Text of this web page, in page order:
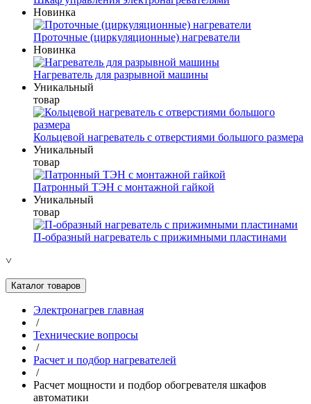
Новинка
Проточные (циркуляционные) нагреватели
Новинка
Нагреватель для разрывной машины
Уникальный
товар
Кольцевой нагреватель с отверстиями большого размера
Уникальный
товар
Патронный ТЭН с монтажной гайкой
Уникальный
товар
П-образный нагреватель с прижимными пластинами
˅
Каталог товаров
Электронагрев главная
/
Технические вопросы
/
Расчет и подбор нагревателей
/
Расчет мощности и подбор обогревателя шкафов
автоматики